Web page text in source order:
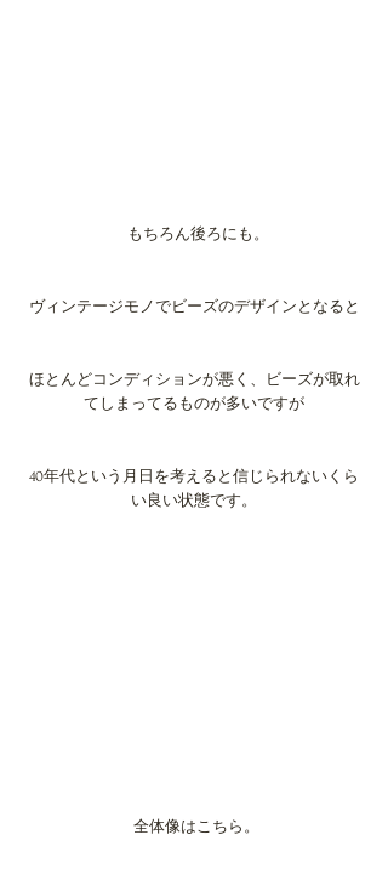
  もちろん後ろにも。
ヴィンテージモノでビーズのデザインとなると
ほとんどコンディションが悪く、ビーズが取れ
てしまってるものが多いですが
40年代という月日を考えると信じられないくら
い良い状態です。
全体像はこちら。